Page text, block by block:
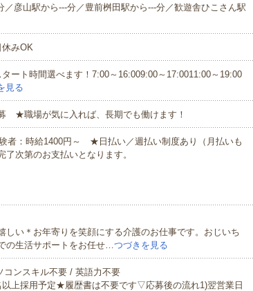
彦山駅から---分／豊前桝田駅から---分／歓遊舎ひこさん駅
みOK
ート時間選べます！7:00～16:009:00～17:0011:00～19:00
見る
★職場が気に入れば、長期でも働けます！
者：時給1400円～ ★日払い／週払い制度あり（月払いも
次第のお支払いとなります。
しい＊お年寄りを笑顔にする介護のお仕事です。おじいち
の生活サポートをお任せ…つづきを見る
ンスキル不要 / 英語力不要
上採用予定★履歴書は不要です▽応募後の流れ1)翌営業日